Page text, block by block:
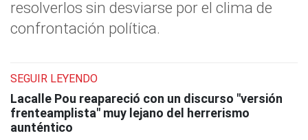
resolverlos sin desviarse por el clima de
confrontación política.
SEGUIR LEYENDO
Lacalle Pou reapareció con un discurso "versión
frenteamplista" muy lejano del herrerismo
aunténtico